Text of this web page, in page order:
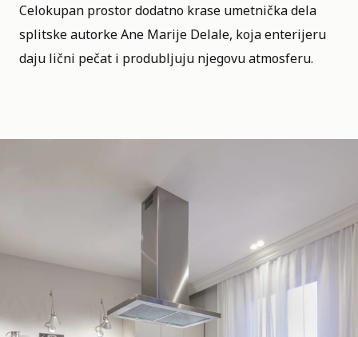
Celokupan prostor dodatno krase umetnička dela
splitske autorkeAne Marije Delale, koja enterijeru
daju lični pečat i produbljuju njegovu atmosferu.